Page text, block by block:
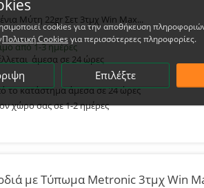
Μύτη 22gr Σετ 3τμχ Win Max...
από 1-3 ημέρες
άμεσα σε 24 ώρες
το κατάστημα άμεσα σε 24 ώρες
χώρο σας σε 1-2 ημέρες
με Τύπωμα Metronic 3τμχ Win
cookies για την αποθήκευση
Πολιτική Cookies για περισσότερεες πληροφορίες.
Επιλέξτε